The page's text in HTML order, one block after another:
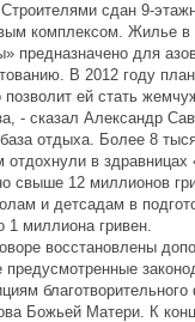
сдан 9-
комплексом. Жилье в
предназначено для
В 2012 году
ей стать
- сказал Александр
отдыха. Более 8
отдохнули в
свыше 12 миллионов
и детсадам в
1 миллиона гривен.
восстановлены
Божьей Матери. К